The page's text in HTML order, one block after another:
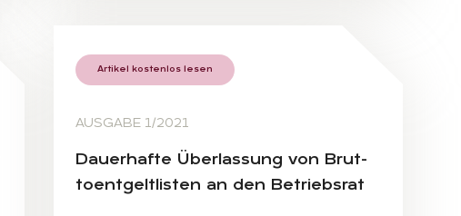
Artikel kostenlos lesen
AUSGABE 1/2021
Dau­er­haf­te Über­las­sung von Brut­
to­ent­gelt­lis­ten an den Be­triebs­rat